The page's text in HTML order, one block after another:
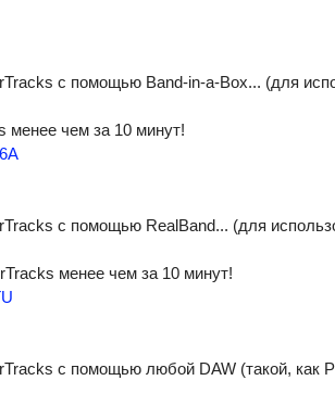
с помощью Band-in-a-Box... (для
менее чем за 10 минут!
с помощью RealBand... (для
менее чем за 10 минут!
с помощью любой DAW (такой, как